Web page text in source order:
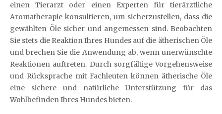
einen Tierarzt oder einen Experten für tierärztliche
Aromatherapie konsultieren, um sicherzustellen, dass die
gewählten Öle sicher und angemessen sind. Beobachten
Sie stets die Reaktion Ihres Hundes auf die ätherischen Öle
und brechen Sie die Anwendung ab, wenn unerwünschte
Reaktionen auftreten. Durch sorgfältige Vorgehensweise
und Rücksprache mit Fachleuten können ätherische Öle
eine sichere und natürliche Unterstützung für das
Wohlbefinden Ihres Hundes bieten.